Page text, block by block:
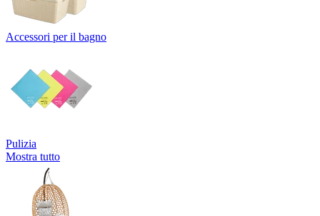
Accessori per il bagno
Pulizia
Mostra tutto